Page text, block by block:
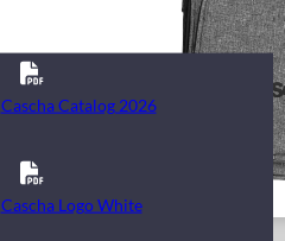
Cascha Catalog 2026
Cascha Logo White